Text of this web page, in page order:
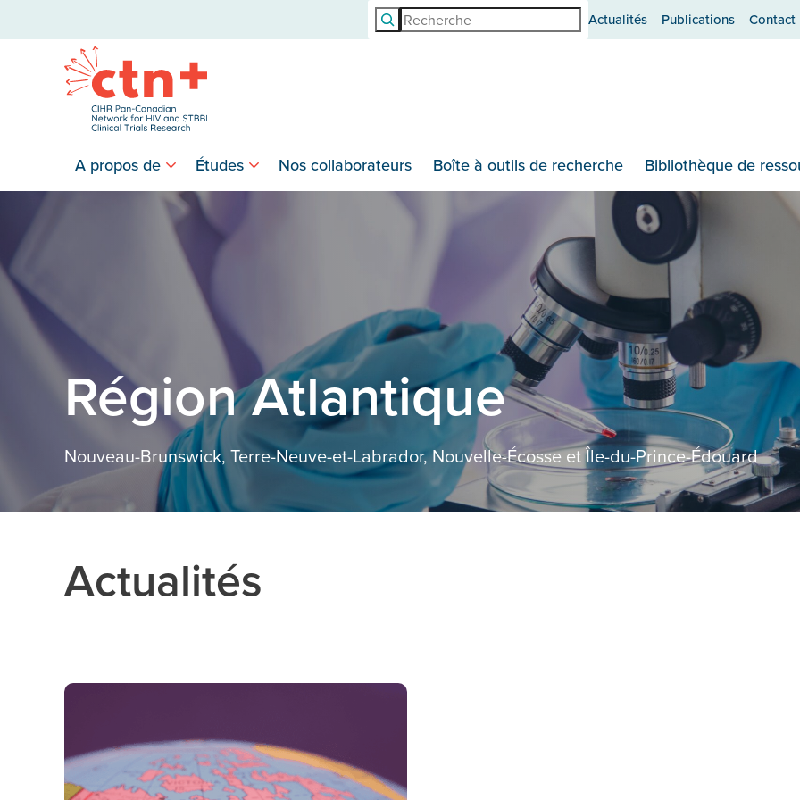
Recherche Actualités Publications Contact
A propos de Études Nos collaborateurs Boîte à outils de recherche Bibliothèque de
Région Atlantique
Nouveau-Brunswick, Terre-Neuve-et-Labrador, Nouvelle-Écosse et Île-du-Prince-Édouard
Actualités